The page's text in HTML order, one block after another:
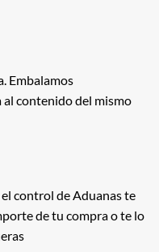
Embalamos
al contenido del mismo
control de Aduanas te
de tu compra o te lo